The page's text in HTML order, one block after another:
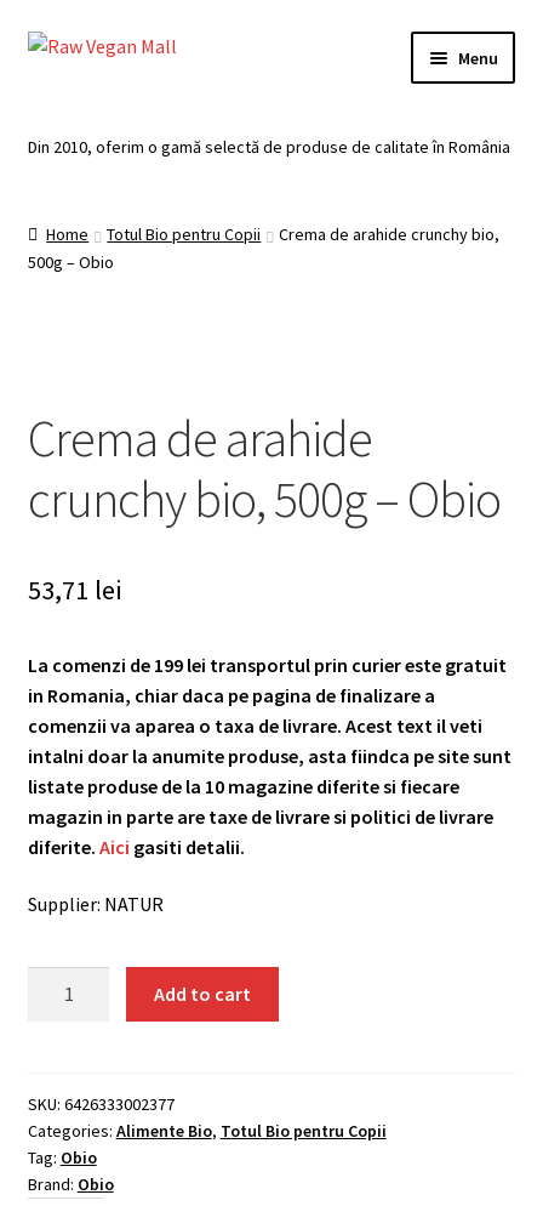
Skip
Skip
Menu
Categorii
Plată
Coș
Din 2010, oferim o gamă selectă de produse de calitate în România
Home Totul Bio pentru Copii
Crema de arahide crunchy bio,
500g – Obio
Crema de arahide
crunchy bio, 500g – Obio
53,71 lei
La comenzi de 199 lei transportul prin curier este gratuit
in Romania, chiar daca pe pagina de finalizare a
comenzii va aparea o taxa de livrare. Acest text il veti
intalni doar la anumite produse, asta fiindca pe site sunt
listate produse de la 10 magazine diferite si fiecare
magazin in parte are taxe de livrare si politici de livrare
diferite. Aici gasiti detalii.
Supplier: NATUR
bio,
500g
-
Obio
Add to cart
SKU: 6426333002377
Categories: Alimente Bio, Totul Bio pentru Copii
Tag: Obio
Brand: Obio